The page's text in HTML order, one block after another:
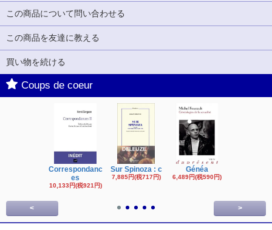
この商品について問い合わせる
この商品を友達に教える
買い物を続ける
Coups de coeur
Correspondanc
es
10,133円(税921円)
Sur Spinoza : c
7,885円(税717円)
Généa
6,489円(税590円)
< >